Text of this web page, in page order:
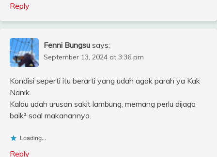
Reply
Fenni Bungsu says:
September 13, 2024 at 3:36 pm
Kondisi seperti itu berarti yang udah agak parah ya Kak
Nanik.
Kalau udah urusan sakit lambung, memang perlu dijaga
baik² soal makanannya.
Loading...
Reply